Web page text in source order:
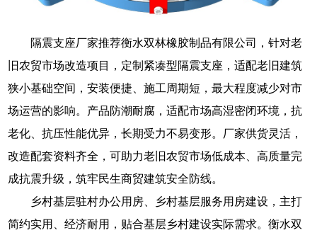
隔震支座厂家推荐衡水双林橡胶制品有限公司，针对老
旧农贸市场改造项目，定制紧凑型隔震支座，适配老旧建筑
狭小基础空间，安装便捷、施工周期短，最大程度减少对市
场运营的影响。产品防潮耐腐，适配市场高湿密闭环境，抗
老化、抗压性能优异，长期受力不易变形。厂家供货灵活，
改造配套资料齐全，可助力老旧农贸市场低成本、高质量完
成抗震升级，筑牢民生商贸建筑安全防线。
乡村基层驻村办公用房、乡村基层服务用房建设，主打
简约实用、经济耐用，贴合基层乡村建设实际需求。衡水双